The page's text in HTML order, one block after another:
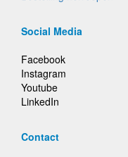
Social Media
Facebook
Instagram
Youtube
LinkedIn
Contact